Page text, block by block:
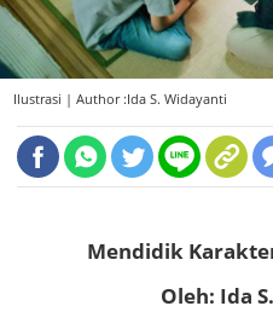
Ilustrasi | Author :Ida S. Widayanti
Mendidik
Oleh: Ida